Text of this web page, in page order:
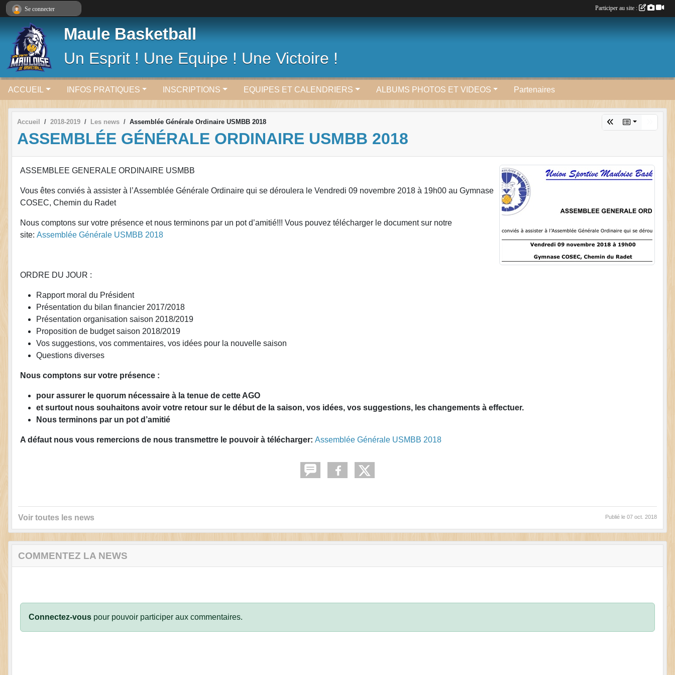
Maule Basketball
Un Esprit ! Une Equipe ! Une Victoire !
ACCUEIL INFOS PRATIQUES INSCRIPTIONS EQUIPES ET CALENDRIERS ALBUMS PHOTOS ET VIDEOS Partenaires
Accueil 2018-2019 Les news Assemblée Générale Ordinaire USMBB 2018
ASSEMBLÉE GÉNÉRALE ORDINAIRE USMBB 2018
ASSEMBLEE GENERALE ORDINAIRE USMBB
Vous êtes conviés à assister à l’Assemblée Générale Ordinaire qui se déroulera le Vendredi 09 novembre 2018 à 19h00 au Gymnase
COSEC, Chemin du Radet
Nous comptons sur votre présence et nous terminons par un pot d’amitié!!! Vous pouvez télécharger le document sur notre
site: Assemblée Générale USMBB 2018
ORDRE DU JOUR :
Rapport moral du Président
Présentation du bilan financier 2017/2018
Présentation organisation saison 2018/2019
Proposition de budget saison 2018/2019
Vos suggestions, vos commentaires, vos idées pour la nouvelle saison
Questions diverses
Nous comptons sur votre présence :
pour assurer le quorum nécessaire à la tenue de cette AGO
et surtout nous souhaitons avoir votre retour sur le début de la saison, vos idées, vos suggestions, les changements à effectuer.
Nous terminons par un pot d’amitié
A défaut nous vous remercions de nous transmettre le pouvoir à télécharger: Assemblée Générale USMBB 2018
Voir toutes les news Publié le 07 oct. 2018
COMMENTEZ LA NEWS
Connectez-vous pour pouvoir participer aux commentaires.
Se connecter Participer au site :
Panneau de gestion des cookies